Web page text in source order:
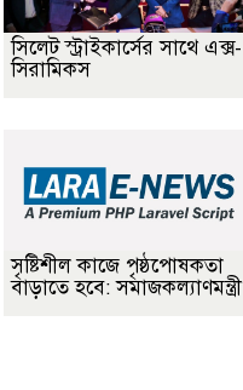
সিলেট স্ট্রাইকার্সের সাথে এক্স-
সিরামিকস
সৃষ্টিশীল কাজে পৃষ্ঠপোষকতা
বাড়াতে হবে: সমাজকল্যাণমন্ত্রী